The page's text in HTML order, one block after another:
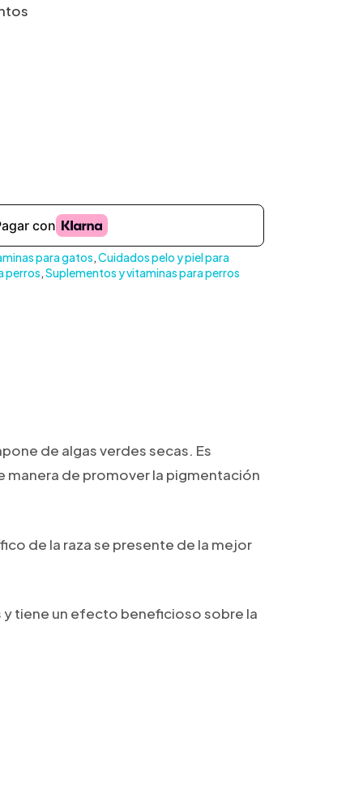
para gatos,Cuidados pelo y piel para
perros,Suplementos y vitaminas para perros
de algas verdes secas. Es
de promover la pigmentación
de la raza se presente de la mejor
tiene un efecto beneficioso sobre la